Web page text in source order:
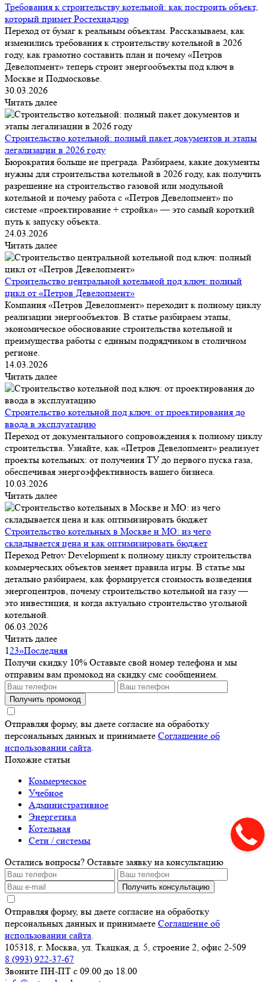
Требования к строительству котельной: как построить объект,
который примет Ростехнадзор
Переход от бумаг к реальным объектам. Рассказываем, как
изменились требования к строительству котельной в 2026
году, как грамотно составить план и почему «Петров
Девелопмент» теперь строит энергообъекты под ключ в
Москве и Подмосковье.
30.03.2026
Читать далее
Строительство котельной: полный пакет документов и этапы
легализации в 2026 году
Бюрократия больше не преграда. Разбираем, какие документы
нужны для строительства котельной в 2026 году, как получить
разрешение на строительство газовой или модульной
котельной и почему работа с «Петров Девелопмент» по
системе «проектирование + стройка» — это самый короткий
путь к запуску объекта.
24.03.2026
Читать далее
Строительство центральной котельной под ключ: полный
цикл от «Петров Девелопмент»
Компания «Петров Девелопмент» переходит к полному циклу
реализации энергообъектов. В статье разбираем этапы,
экономическое обоснование строительства котельной и
преимущества работы с единым подрядчиком в столичном
регионе.
14.03.2026
Читать далее
Строительство котельной под ключ: от проектирования до
ввода в эксплуатацию
Переход от документального сопровождения к полному циклу
строительства. Узнайте, как «Петров Девелопмент» реализует
проекты котельных: от получения ТУ до первого пуска газа,
обеспечивая энергоэффективность вашего бизнеса.
10.03.2026
Читать далее
Строительство котельных в Москве и МО: из чего
складывается цена и как оптимизировать бюджет
Переход Petrov Development к полному циклу строительства
коммерческих объектов меняет правила игры. В статье мы
детально разбираем, как формируется стоимость возведения
энергоцентров, почему строительство котельной на газу —
это инвестиция, и когда актуально строительство угольной
котельной.
06.03.2026
Читать далее
123»Последняя
Получи скидку 10% Оставьте свой номер телефона и мы
отправим вам промокод на скидку смс сообщением.
Получить промокод
Отправляя форму, вы даете согласие на обработку
персональных данных и принимаете Соглашение об
использовании сайта.
Похожие статьи
Коммерческое
Учебное
Административное
Энергетика
Котельная
Сети / системы
Остались вопросы? Оставьте заявку на консультацию
Получить консультацию
Отправляя форму, вы даете согласие на обработку
персональных данных и принимаете Соглашение об
использовании сайта.
105318, г. Москва, ул. Ткацкая, д. 5, строение 2, офис 2-509
8 (993) 922-37-67
Звоните ПН-ПТ с 09.00 до 18.00